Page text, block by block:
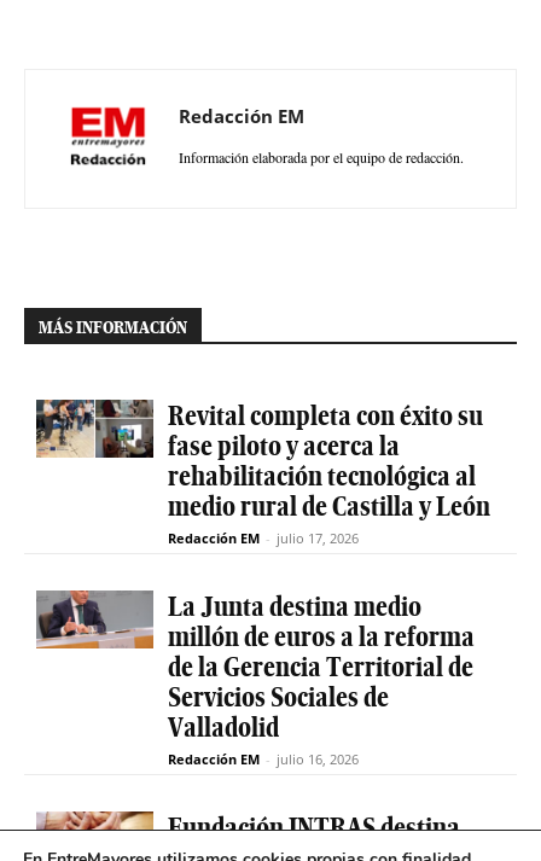
Redacción EM
Información elaborada por el equipo de redacción.
MÁS INFORMACIÓN
Revital completa con éxito su
fase piloto y acerca la
rehabilitación tecnológica al
medio rural de Castilla y León
Redacción EM - julio 17, 2026
La Junta destina medio
millón de euros a la reforma
de la Gerencia Territorial de
Servicios Sociales de
Valladolid
Redacción EM - julio 16, 2026
Fundación INTRAS destina